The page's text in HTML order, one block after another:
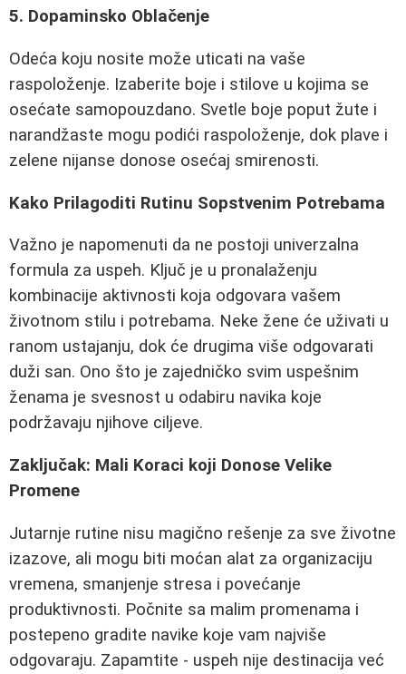
5. Dopaminsko Oblačenje
Odeća koju nosite može uticati na vaše
raspoloženje. Izaberite boje i stilove u kojima se
osećate samopouzdano. Svetle boje poput žute i
narandžaste mogu podići raspoloženje, dok plave i
zelene nijanse donose osećaj smirenosti.
Kako Prilagoditi Rutinu Sopstvenim Potrebama
Važno je napomenuti da ne postoji univerzalna
formula za uspeh. Ključ je u pronalaženju
kombinacije aktivnosti koja odgovara vašem
životnom stilu i potrebama. Neke žene će uživati u
ranom ustajanju, dok će drugima više odgovarati
duži san. Ono što je zajedničko svim uspešnim
ženama je svesnost u odabiru navika koje
podržavaju njihove ciljeve.
Zaključak: Mali Koraci koji Donose Velike
Promene
Jutarnje rutine nisu magično rešenje za sve životne
izazove, ali mogu biti moćan alat za organizaciju
vremena, smanjenje stresa i povećanje
produktivnosti. Počnite sa malim promenama i
postepeno gradite navike koje vam najviše
odgovaraju. Zapamtite - uspeh nije destinacija već